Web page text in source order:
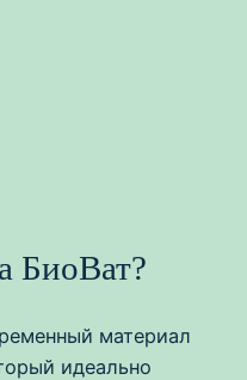
БиоВат?
материал
идеально